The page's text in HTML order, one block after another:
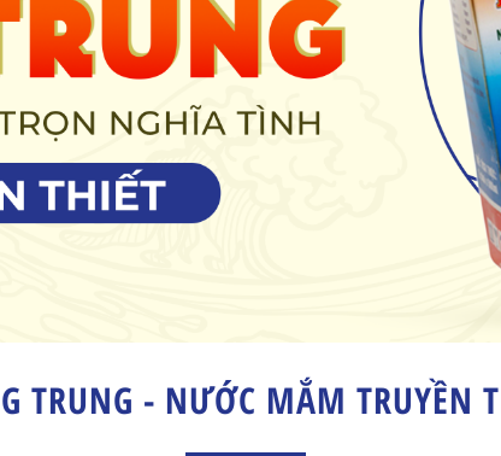
TRUNG - NƯỚC MẮM TRUYỀN